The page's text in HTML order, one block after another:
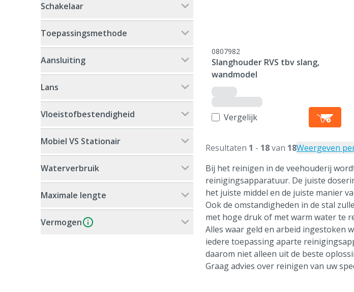
Schakelaar
Toepassingsmethode
Aansluiting
Lans
Vloeistofbestendigheid
Mobiel VS Stationair
Waterverbruik
Maximale lengte
Vermogen
0807982
Slanghouder RVS tbv slang,
wandmodel
Vergelijk
Resultaten 1 - 18van 18Weergeven
Bij het reinigen in de veehouderij
reinigingsapparatuur. De juiste
het juiste middel en de juiste manier
Ook de omstandigheden in de stal
met hoge druk of met warm water te
Alles waar geld en arbeid ingestoken
iedere toepassing aparte
daarom niet alleen uit de beste
Graag advies over reinigen van uw